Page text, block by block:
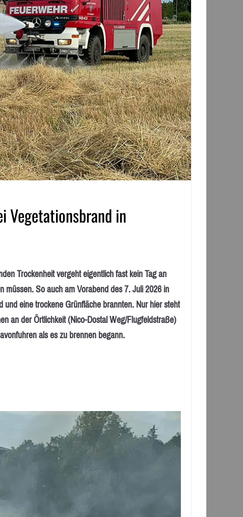
Vegetationsbrand in
Trockenheit vergeht eigentlich fast kein Tag an
So auch am Vorabend des 7. Juli 2026 in
eine trockene Grünfläche brannten. Nur hier steht
an der Örtlichkeit (Nico-Dostal Weg/Flugfeldstraße)
als es zu brennen begann.